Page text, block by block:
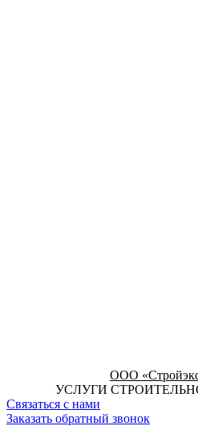
ООО
УСЛУГИ
Связаться с нами
Заказать обратный звонок